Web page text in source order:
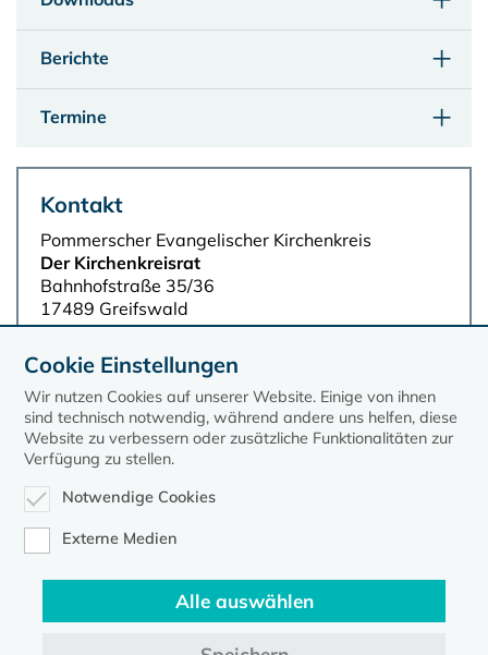
Berichte
Termine
Kontakt
Pommerscher Evangelischer Kirchenkreis
Der Kirchenkreisrat
Bahnhofstraße 35/36
17489 Greifswald
Tel.: 03834 554-6
E-Mail: kathrin.kuehl@pek-nk.de
Cookie Einstellungen
Wir nutzen Cookies auf unserer Website. Einige von ihnen
sind technisch notwendig, während andere uns helfen, diese
Website zu verbessern oder zusätzliche Funktionalitäten zur
Verfügung zu stellen.
Notwendige Cookies
Externe Medien
Alle auswählen